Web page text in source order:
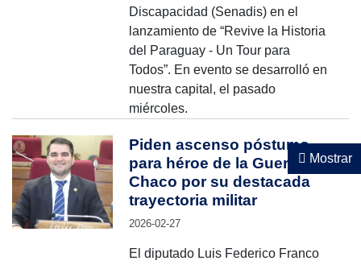
Mostrar
Discapacidad (Senadis) en el
lanzamiento de “Revive la Historia
del Paraguay - Un Tour para
Todos”. En evento se desarrolló en
nuestra capital, el pasado
miércoles.
Piden ascenso póstumo
para héroe de la Guerra del
Chaco por su destacada
trayectoria militar
2026-02-27
El diputado Luis Federico Franco